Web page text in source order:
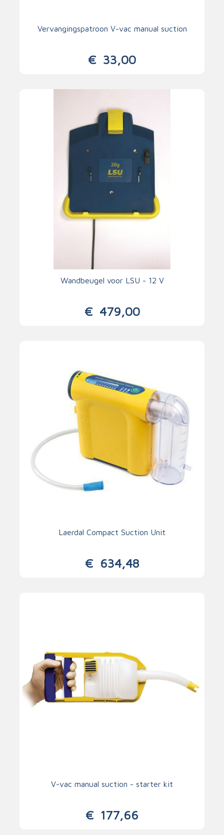
Vervangingspatroon V-vac manual suction
€ 33,00
Wandbeugel voor LSU - 12 V
€479,00
Laerdal Compact Suction Unit
€ 634,48
V-vac manual suction - starter kit
€ 177,66